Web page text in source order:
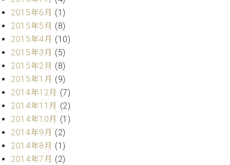
マ
ー
サ
ー
ビ
ス
(
律
)
ア
フ
タ
ー
2015年6月 (1)
2015年5月 (8)
2015年4月 (10)
2015年3月 (5)
2015年2月 (8)
2015年1月 (9)
2014年12月 (7)
2014年11月 (2)
2014年10月 (1)
2014年9月 (2)
2014年8月 (1)
2014年7月 (2)